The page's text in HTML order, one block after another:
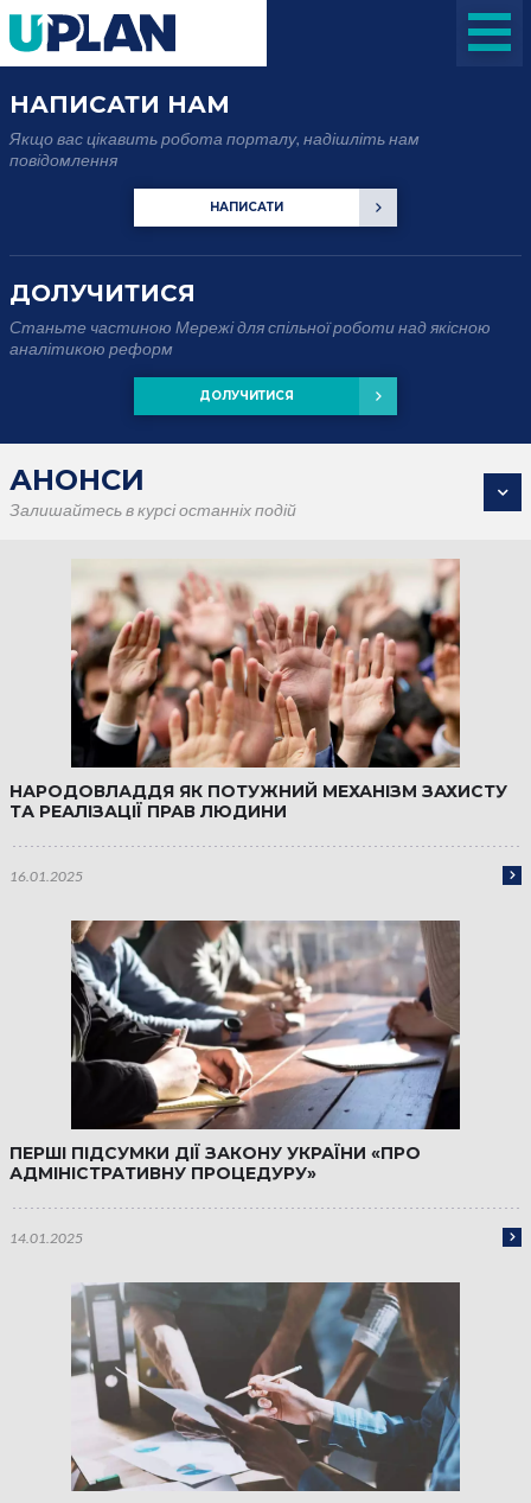
НАПИСАТИ НАМ
Якщо вас цікавить робота порталу, надішліть нам
повідомлення
НАПИСАТИ
ДОЛУЧИТИСЯ
Станьте частиною Мережі для спільної роботи над якісною
аналітикою реформ
ДОЛУЧИТИСЯ
АНОНСИ
Залишайтесь в курсі останніх подій
НАРОДОВЛАДДЯ ЯК ПОТУЖНИЙ МЕХАНІЗМ ЗАХИСТУ
ТА РЕАЛІЗАЦІЇ ПРАВ ЛЮДИНИ
16.01.2025
ПЕРШІ ПІДСУМКИ ДІЇ ЗАКОНУ УКРАЇНИ «ПРО
АДМІНІСТРАТИВНУ ПРОЦЕДУРУ»
14.01.2025